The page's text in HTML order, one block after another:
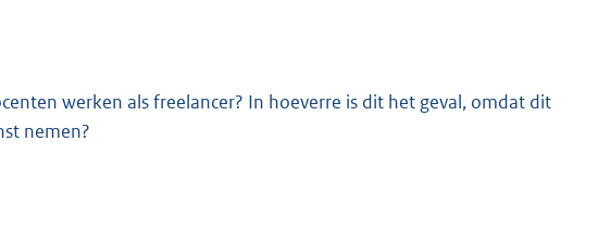
werken als freelancer? In hoeverre is dit het geval, omdat dit
nemen?